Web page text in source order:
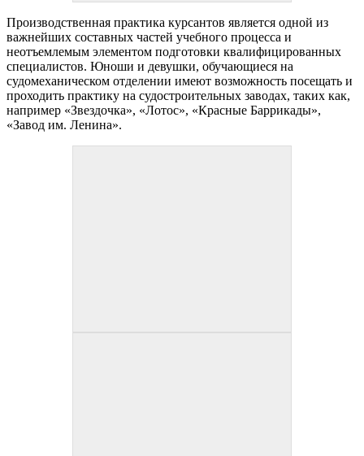
Производственная практика курсантов является одной из
важнейших составных частей учебного процесса и
неотъемлемым элементом подготовки квалифицированных
специалистов. Юноши и девушки, обучающиеся на
судомеханическом отделении имеют возможность посещать и
проходить практику на судостроительных заводах, таких как,
например «Звездочка», «Лотос», «Красные Баррикады»,
«Завод им. Ленина».